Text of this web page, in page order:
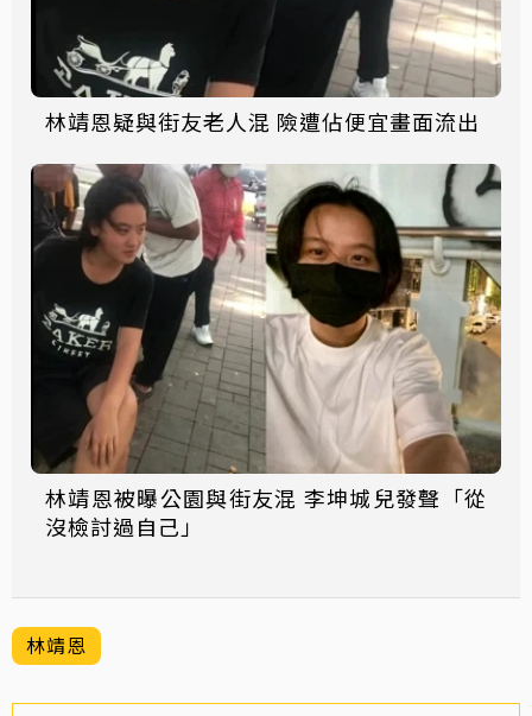
林靖恩疑與街友老人混 險遭佔便宜畫面流出
林靖恩被曝公園與街友混 李坤城兒發聲「從
沒檢討過自己」
林靖恩